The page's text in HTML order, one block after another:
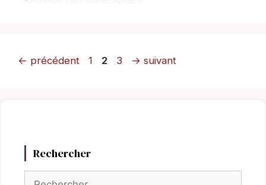
← précédent Page
1 Page
2 Page
3 → suivant
Rechercher
Rechercher :